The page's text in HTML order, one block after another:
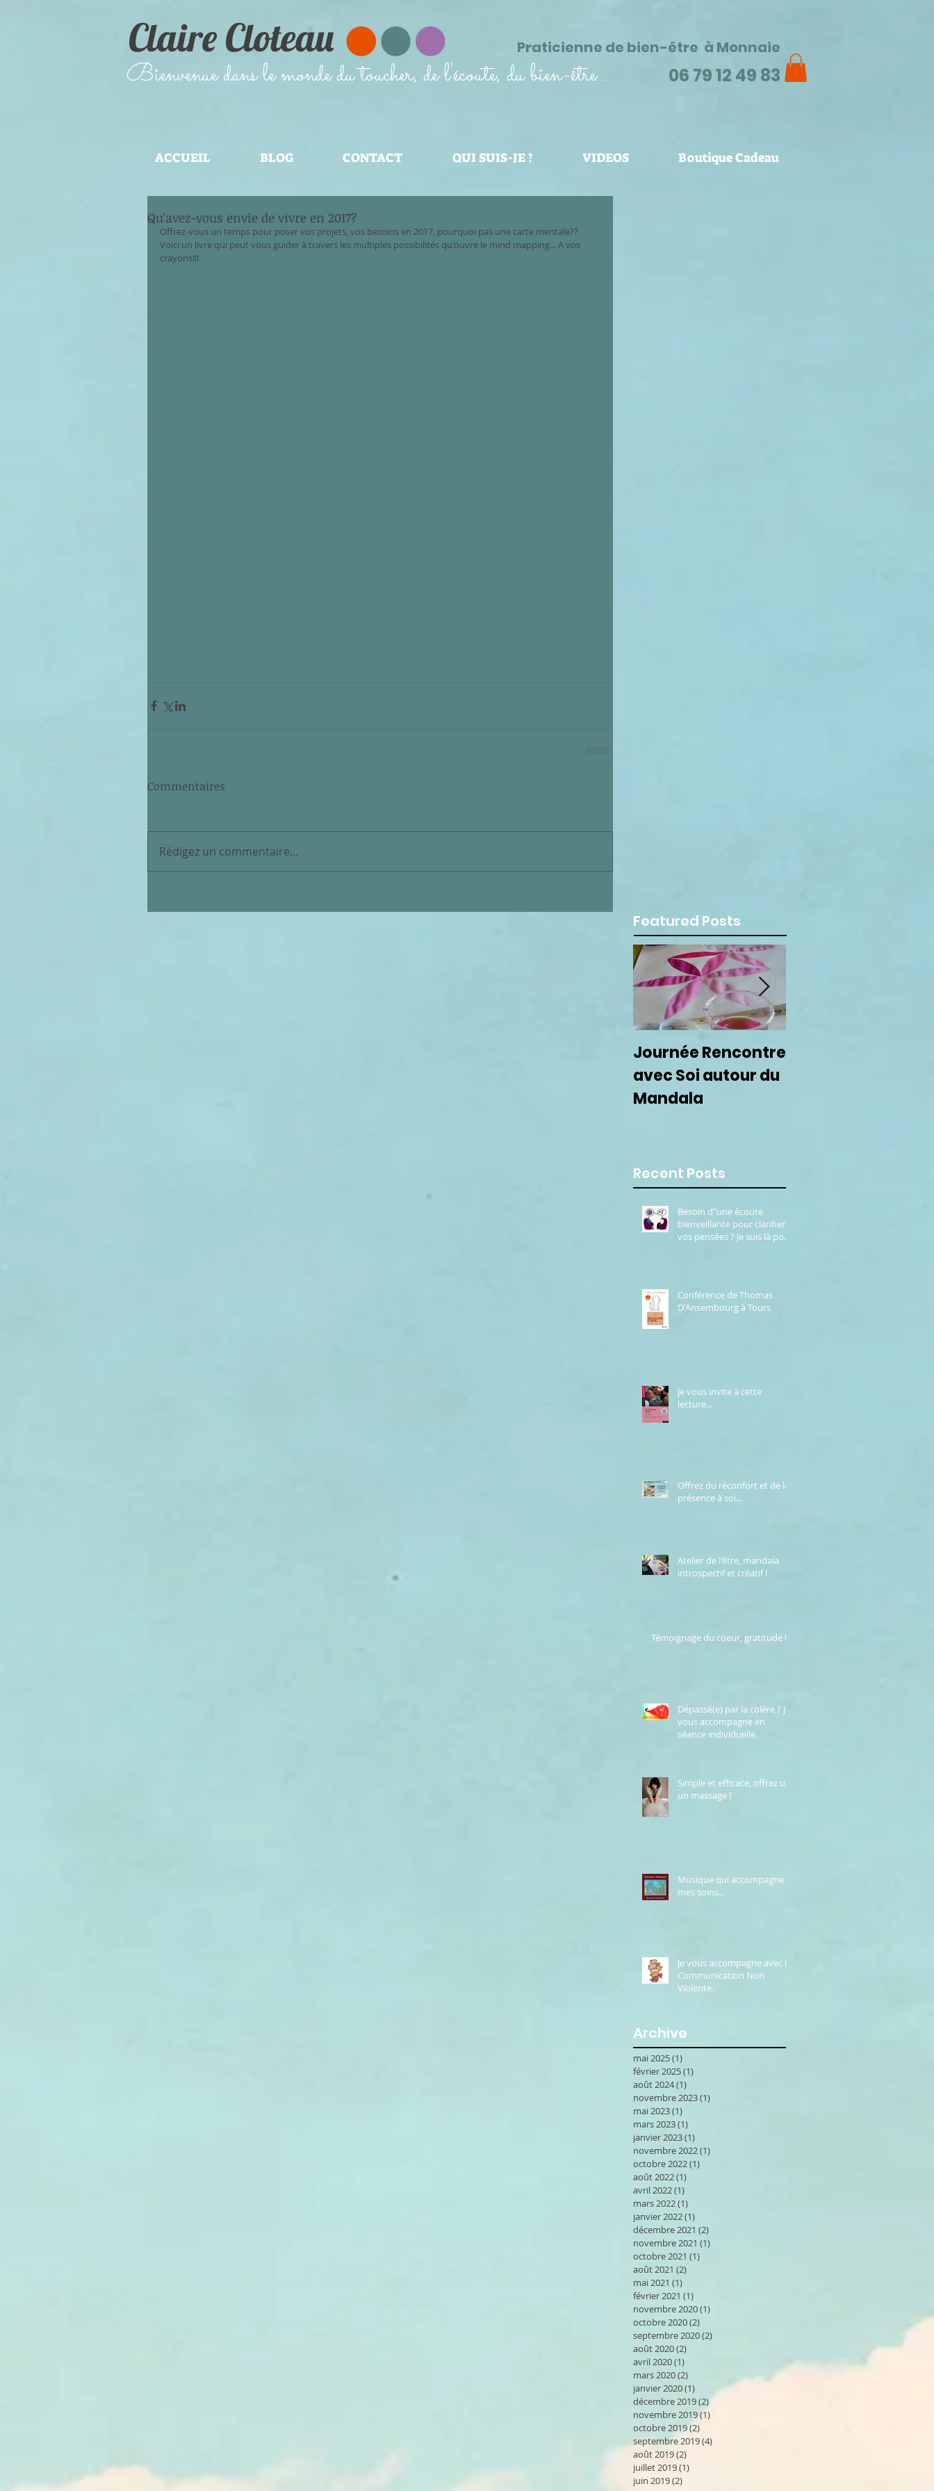
Claire Cloteau Praticienne de bien-être à Monnaie
06 79 12 49 83
​Bienvenue dans le monde du toucher, de l'écoute, du bien-être...
ACCUEIL BLOG CONTACT QUI SUIS-JE ? VIDEOS Boutique Cadeau
Qu'avez-vous envie de vivre en 2017?
Offrez-vous un temps pour poser vos projets, vos besoins en 2017, pourquoi pas une carte mentale??
Voici un livre qui peut vous guider à travers les multiples possibilités qu'ouvre le mind mapping... A vos
crayons!!!
Commentaires
Rédigez un commentaire...
Featured Posts
Journée Rencontre
avec Soi autour du
Mandala
Recent Posts
Besoin d"une écoute
bienveillante pour clarifier
vos pensées ? Je suis là pour
Conférence de Thomas
D'Ansembourg à Tours
Je vous invite à cette
lecture...
Offrez du réconfort et de la
présence à soi...
Atelier de l'être, mandala
introspectif et créatif !
Témoignage du coeur, gratitude !
Dépassé(e) par la colère ? Je
vous accompagne en
séance individuelle.
Simple et efficace, offrez un
un massage !
Musique qui accompagne
mes soins...
Je vous accompagne avec la
Communication Non
Violente.
Archive
mai 2025(1)
février 2025(1)
août 2024(1)
novembre 2023(1)
mai 2023(1)
mars 2023(1)
janvier 2023(1)
novembre 2022(1)
octobre 2022(1)
août 2022(1)
avril 2022(1)
mars 2022(1)
janvier 2022(1)
décembre 2021 (2)
novembre 2021 (1)
octobre 2021 (1)
août 2021 (2)
mai 2021 (1)
février 2021 (1)
novembre 2020(1)
octobre 2020(2)
septembre 2020(2)
août 2020(2)
avril 2020(1)
mars 2020(2)
janvier 2020(1) 1 post
décembre 2019(2)
novembre 2019(1)
octobre 2019(2)
septembre 2019(4)
août 2019(2)
juillet 2019(1)
juin 2019(2)